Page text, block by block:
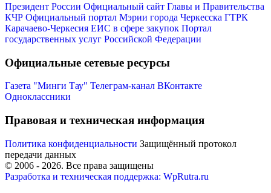
Президент России Официальный сайт Главы и Правительства
КЧР Официальный портал Мэрии города Черкесска ГТРК
Карачаево-Черкесия ЕИС в сфере закупок Портал
государственных услуг Российской Федерации
Официальные сетевые ресурсы
Газета "Минги Тау" Телеграм-канал ВКонтакте
Одноклассники
Правовая и техническая информация
Политика конфиденциальности Защищённый протокол
передачи данных
© 2006 - 2026. Все права защищены
Разработка и техническая поддержка: WpRutra.ru